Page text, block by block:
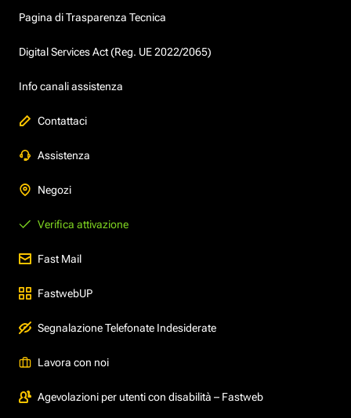
Pagina di Trasparenza Tecnica
Digital Services Act (Reg. UE 2022/2065)
Info canali assistenza
Contattaci
Assistenza
Negozi
Verifica attivazione
Fast Mail
FastwebUP
Segnalazione Telefonate Indesiderate
Lavora con noi
Agevolazioni per utenti con disabilità – Fastweb